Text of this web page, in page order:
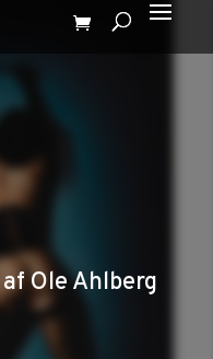
Ole Ahlberg